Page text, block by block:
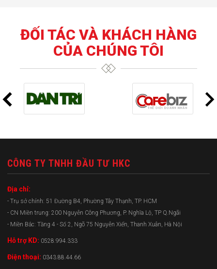
ĐỐI TÁC VÀ KHÁCH HÀNG
CỦA CHÚNG TÔI
CÔNG TY TNHH ĐẦU TƯ HKC
Địa chỉ:
- Trụ sở chính: 51 Đường B4, Phường Tây Thạnh, TP. HCM
- CN Miền trung: 200 Nguyễn Công Phương, P. Nghĩa Lộ, TP Q.Ngãi
- Miền Bắc: Tầng 4 - Số 2, Ngõ 75 Nguyễn Xiển, Thanh Xuân, Hà Nội
Hỗ trợ KD: 0528.994.333
Điện thoại: 0343.88.44.66